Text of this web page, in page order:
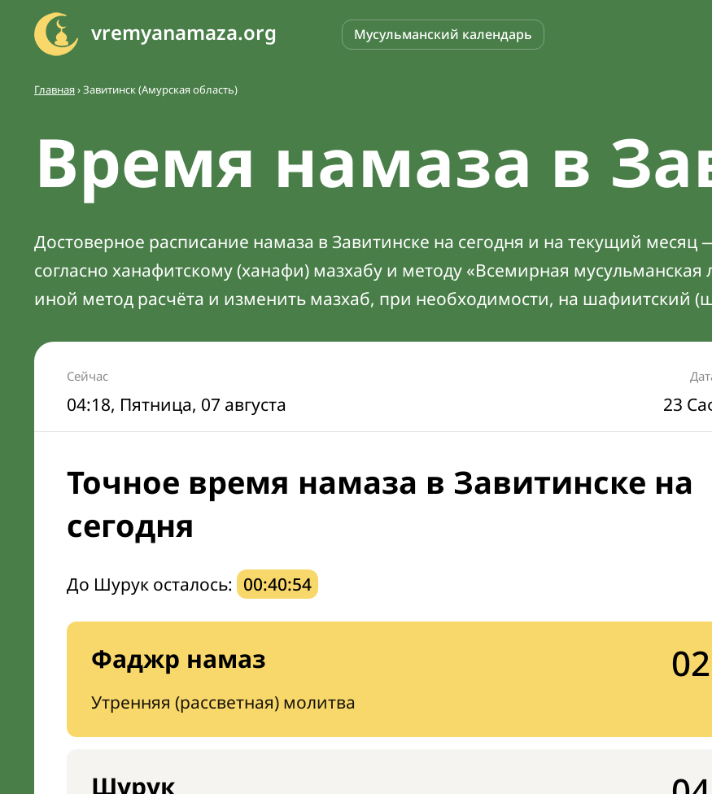
vremyanamaza.org Мусульманский календарь
Главная›Завитинск (Амурская область)
Время намаза в
Достоверное расписание намаза в Завитинске на сегодня и на текущий месяц
согласно ханафитскому (ханафи) мазхабу и методу «Всемирная мусульманская
иной метод расчёта и изменить мазхаб, при необходимости, на шафиитский
Сейчас
04:18, Пятница, 07 августа 23
Точное время намаза в Завитинске на
сегодня
До Шурук осталось: 00:40:53
Фаджр намаз
Утренняя (рассветная) молитва
Шурук